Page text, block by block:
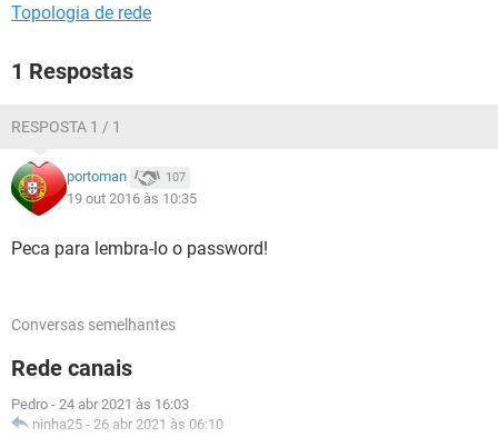
Topologia de rede
1 Respostas
RESPOSTA 1 / 1
portoman 107
19 out 2016 às 10:35
Peca para lembra-lo o password!
Conversas semelhantes
Rede canais
Pedro - 24 abr 2021 às 16:03
ninha25 - 26 abr 2021 às 06:10